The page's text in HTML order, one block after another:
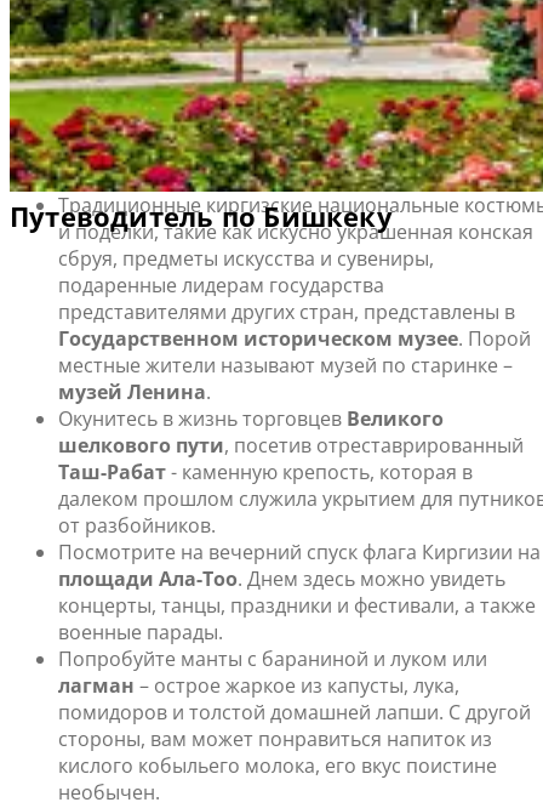
Широкие, утопающие в зелени бульвары, и
многочисленные парки, разбитые в советское время,
делают этот город одним из самых зеленых в мире. С
его многоцветными базарами и особой культурой,
Бишкек особо интересен для туристов-исследователей.
Что посмотреть и чем заняться в Бишкеке
Традиционные киргизские национальные
и поделки, такие как искусно украшенная конская
сбруя, предметы искусства и сувениры,
подаренные лидерам государства
представителями других стран, представлены в
Государственном историческом музее. Порой
местные жители называют музей по старинке –
музей Ленина.
Окунитесь в жизнь торговцев Великого
шелкового пути, посетив отреставрированный
Таш-Рабат- каменную крепость, которая в
далеком прошлом служила укрытием для
от разбойников.
Посмотрите на вечерний спуск флага Киргизии на
площади Ала-Тоо. Днем здесь можно увидеть
концерты, танцы, праздники и фестивали, а также
военные парады.
Попробуйте манты с бараниной и луком или
лагман – острое жаркое из капусты, лука,
помидоров и толстой домашней лапши. С другой
стороны, вам может понравиться напиток из
кислого кобыльего молока, его вкус поистине
необычен.